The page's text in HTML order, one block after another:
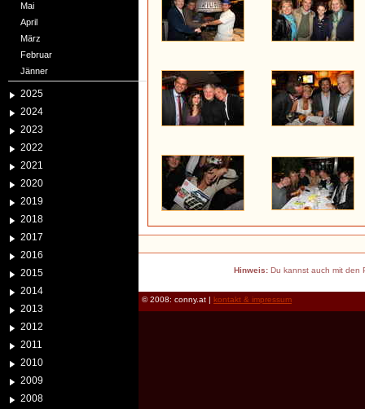
Mai
April
März
Februar
Jänner
2025
2024
2023
2022
2021
2020
2019
2018
2017
2016
2015
2014
2013
2012
2011
2010
2009
2008
Hinweis:Du kannst auch mit den
© 2008: conny.at | kontakt & impressum